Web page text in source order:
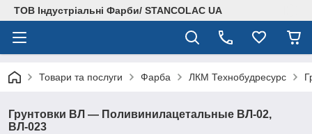
ТОВ Індустріальні Фарби/ STANCOLAC UA
Товари та послуги Фарба ЛКМ Технобудресурс
Грунтовки ВЛ — Поливинилацетальные ВЛ-02,
ВЛ-023